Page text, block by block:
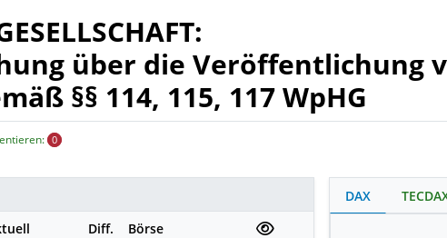
über die Veröffentlichung
§§ 114, 115, 117 WpHG
0
Diff.
Börse
DAX